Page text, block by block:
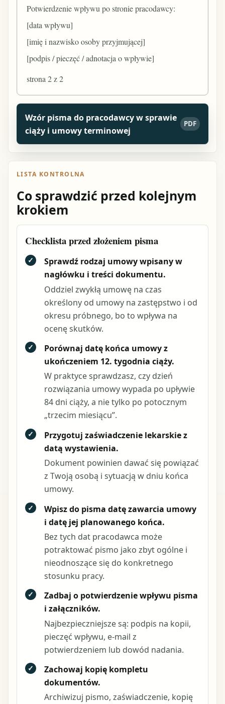
Potwierdzenie wpływu po stronie pracodawcy:
[data wpływu]
[imię i nazwisko osoby przyjmującej]
[podpis / pieczęć / adnotacja o wpływie]
strona 2 z 2
Wzór pisma do pracodawcy w sprawie
ciąży i umowy terminowej
PDF
LISTA KONTROLNA
Co sprawdzić przed kolejnym
krokiem
Checklista przed złożeniem pisma
✓
Sprawdź rodzaj umowy wpisany w
nagłówku i treści dokumentu.
Oddziel zwykłą umowę na czas
określony od umowy na zastępstwo i od
okresu próbnego, bo to wpływa na
ocenę skutków.
✓
Porównaj datę końca umowy z
ukończeniem 12. tygodnia ciąży.
W praktyce sprawdzasz, czy dzień
rozwiązania umowy wypada po upływie
84 dni ciąży, a nie tylko po potocznym
„trzecim miesiącu”.
✓
Przygotuj zaświadczenie lekarskie z
datą wystawienia.
Dokument powinien dawać się powiązać
z Twoją osobą i sytuacją w dniu końca
umowy.
✓
Wpisz do pisma datę zawarcia umowy
i datę jej planowanego końca.
Bez tych dat pracodawca może
potraktować pismo jako zbyt ogólne i
nieodnoszące się do konkretnego
stosunku pracy.
✓
Zadbaj o potwierdzenie wpływu pisma
i załączników.
Najbezpieczniejsze są: podpis na kopii,
pieczęć wpływu, e-mail z
potwierdzeniem lub dowód nadania.
✓
Zachowaj kopię kompletu
dokumentów.
Archiwizuj pismo, zaświadczenie, kopię